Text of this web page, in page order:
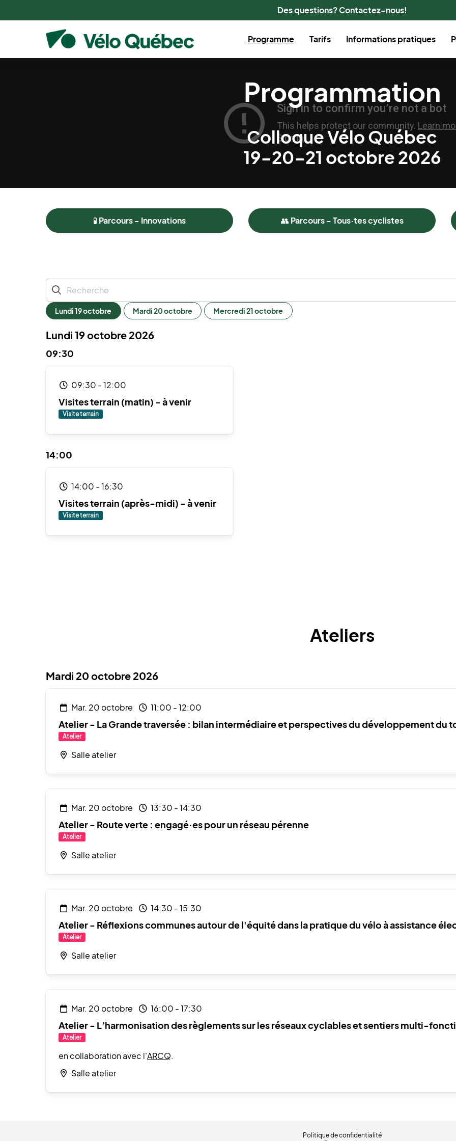
Des questions? Contactez-nous!
Programme Tarifs Informations pratiques
Programmation
Colloque Vélo Québec
19-20-21 octobre 2026
🧪 Parcours - Innovations 👥 Parcours - Tous·tes cyclistes
lundi 19 octobre mardi 20 octobre mercredi 21 octobre
Lundi 19 octobre 2026
09:30
09:30 -12:00
Visites terrain (matin) - à venir
Visite terrain
14:00
14:00 -16:30
Visites terrain (après-midi) - à venir
Visite terrain
Ateliers
Mardi 20 octobre 2026
mar. 20 octobre 11:00 -12:00
Atelier - La Grande traversée : bilan intermédiaire et perspectives du développement du
Atelier
Salle atelier
mar. 20 octobre 13:30 -14:30
Atelier - Route verte : engagé·es pour un réseau pérenne
Atelier
Salle atelier
mar. 20 octobre 14:30 -15:30
Atelier - Réflexions communes autour de l'équité dans la pratique du vélo à assistance
Atelier
Salle atelier
mar. 20 octobre 16:00 -17:30
Atelier - L’harmonisation des règlements sur les réseaux cyclables et sentiers multi-
Atelier
en collaboration avec l'ARCQ.
Salle atelier
Politique de confidentialité